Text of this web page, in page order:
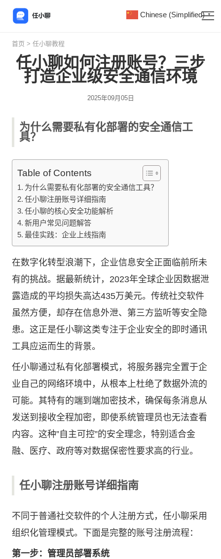
首页 > 任小聊教程
任小聊如何注册账号？三步
打造企业级安全通信环境
2025年09月05日
为什么需要私有化部署的安全通信工
具？
Table of Contents
为什么需要私有化部署的安全通信工具？
任小聊注册账号详细指南
任小聊的核心安全功能解析
新用户常见问题解答
最佳实践：企业上线指南
在数字化转型浪潮下，企业信息安全正面临前所未
有的挑战。据最新统计，2023年全球企业因数据泄
露造成的平均损失高达435万美元。传统社交软件
虽然方便，却存在信息外泄、第三方监听等安全隐
患。这正是任小聊这类专注于企业安全的即时通讯
工具应运而生的背景。
任小聊通过私有化部署模式，将服务器完全置于企
业自己的网络环境中，从根本上杜绝了数据外流的
可能。其特有的端到端加密技术，确保每条消息从
发送到接收全程加密，即使系统管理员也无法查看
内容。这种”自主可控”的安全理念，特别适合金
融、医疗、政府等对数据保密性要求高的行业。
任小聊注册账号详细指南
不同于普通社交软件的个人注册方式，任小聊采用
组织化管理模式。下面是完整的账号注册流程：
第一步：管理员部署系统
Chinese (Simplified) ▼